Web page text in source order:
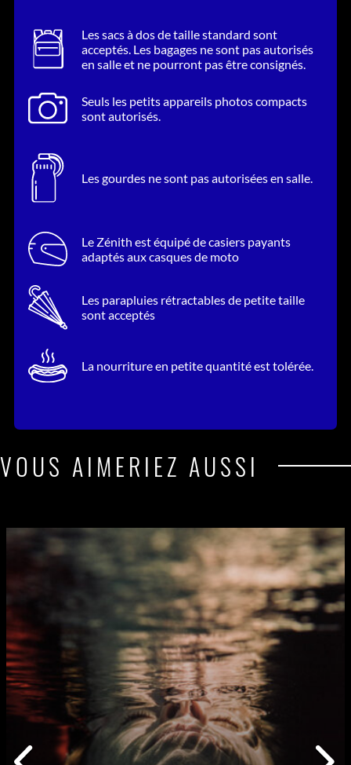
hauteur de l’attente.Les sacs à dos de taille standard sont
acceptés. Les bagages ne sont pas autorisés
en salle et ne pourront pas être consignés.
Seuls les petits appareils photos compacts
sont autorisés.
Les gourdes ne sont pas autorisées en salle.
Le Zénith est équipé de casiers payants
adaptés aux casques de moto
Les parapluies rétractables de petite taille
sont acceptés
La nourriture en petite quantité est tolérée.
VOUS AIMERIEZ AUSSI